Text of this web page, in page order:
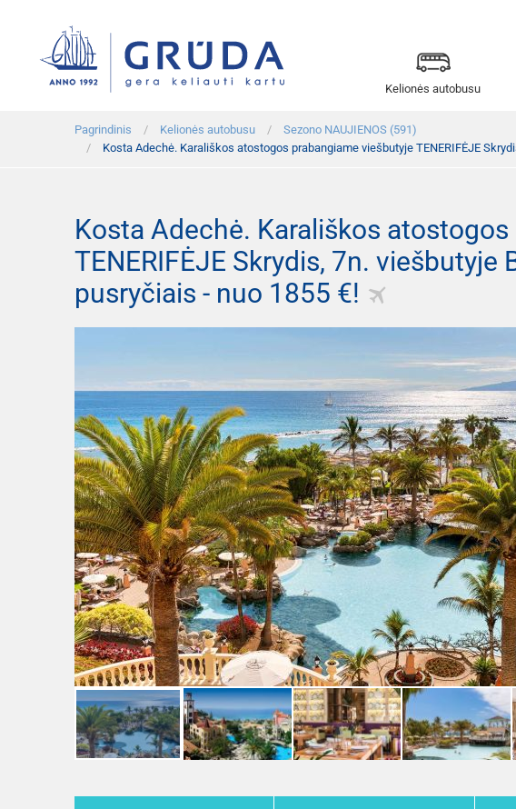
Kelionės autobusu
Pagrindinis Kelionės autobusu
Sezono NAUJIENOS (591)
Kosta Adechė. Karališkos atostogos prabangiame viešbutyje TENERIFĖJE
Kosta Adechė. Karališkos
TENERIFĖJE Skrydis, 7n. viešbutyje
pusryčiais - nuo 1855 €!